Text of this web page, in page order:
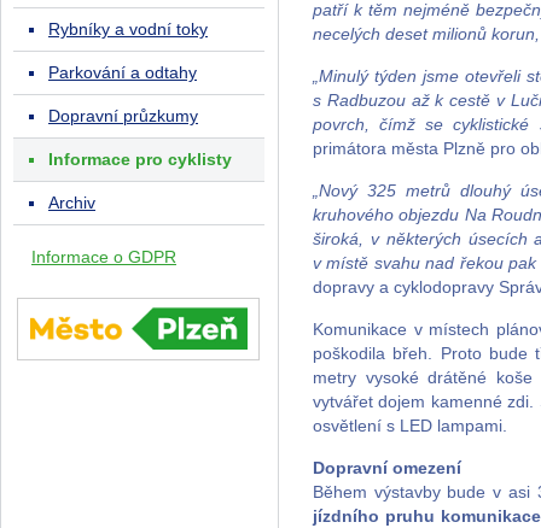
patří k těm nejméně
necelých deset milionů
„Minulý týden jsme otevřeli
s Radbuzou až k cestě v
povrch, čímž se
primátora města Plzně pro
„Nový 325 metrů dlouhý
kruhového objezdu Na
široká, v některých úsecích
v místě svahu nad řekou
dopravy a cyklodopravy
Komunikace v místech
poškodila břeh. Proto bude
metry vysoké drátěné
vytvářet dojem kamenné
osvětlení s LED lampami.
Dopravní omezení
Během výstavby bude v
jízdního pruhu
Rybníky a vodní toky
Parkování a odtahy
Dopravní průzkumy
Informace pro cyklisty
Archiv
Informace o GDPR